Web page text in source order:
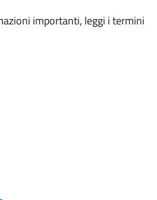
importanti, leggi i termini